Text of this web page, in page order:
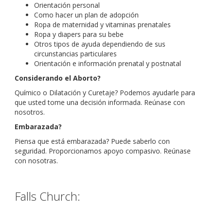
Orientación personal
Como hacer un plan de adopción
Ropa de maternidad y vitaminas prenatales
Ropa y diapers para su bebe
Otros tipos de ayuda dependiendo de sus
circunstancias particulares
Orientación e información prenatal y postnatal
Considerando el Aborto?
Químico o Dilatación y Curetaje? Podemos ayudarle para
que usted tome una decisión informada. Reúnase con
nosotros.
Embarazada?
Piensa que está embarazada? Puede saberlo con
seguridad. Proporcionamos apoyo compasivo. Reúnase
con nosotras.
Falls Church: